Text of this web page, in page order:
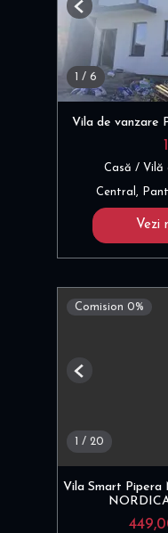
/ 6
Previous
Vila de vanzare
Casă / Vilă
Central,
Vezi
Comision 0%
1 / 20
Previous
Vila Smart